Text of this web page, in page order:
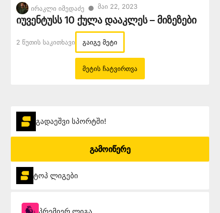
ირაკლი იმედაძე ● Მაი 22, 2023
იუვენტუსს 10 ქულა დააკლეს – მიზეზები
2 Წუთის Საკითხავი გაიგე მეტი
მეტის ჩატვირთვა
გადაეშვი სპორტში!
გამოიწერე
ტოპ ლიგები
პრემიერ ლიგა